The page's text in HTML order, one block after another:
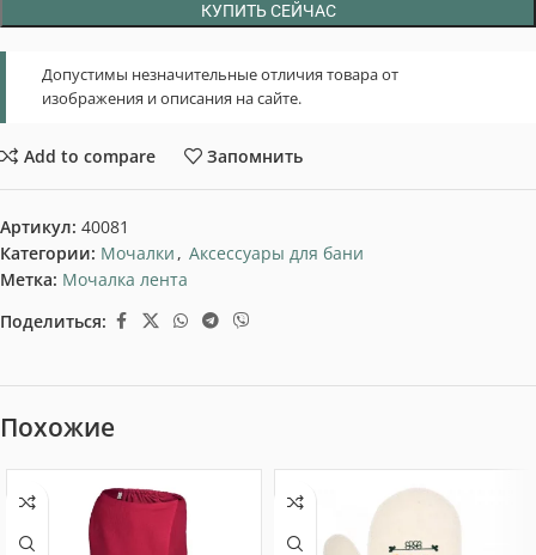
КУПИТЬ СЕЙЧАС
Допустимы незначительные отличия товара от
изображения и описания на сайте.
Add to compare Запомнить
Артикул: 40081
Категории: Мочалки , Аксессуары для бани
Метка: Мочалка лента
Поделиться:
Похожие